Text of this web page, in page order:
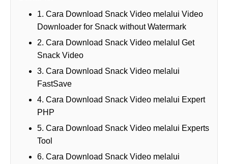
1. Cara Download Snack Video melalui Video
Downloader for Snack without Watermark
2. Cara Download Snack Video melaluI Get
Snack Video
3. Cara Download Snack Video melalui
FastSave
4. Cara Download Snack Video melalui Expert
PHP
5. Cara Download Snack Video melalui Experts
Tool
6. Cara Download Snack Video melalui